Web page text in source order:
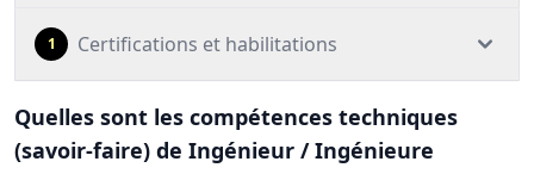
1 Certifications et habilitations
Quelles sont les compétences techniques
(savoir-faire) de Ingénieur / Ingénieure